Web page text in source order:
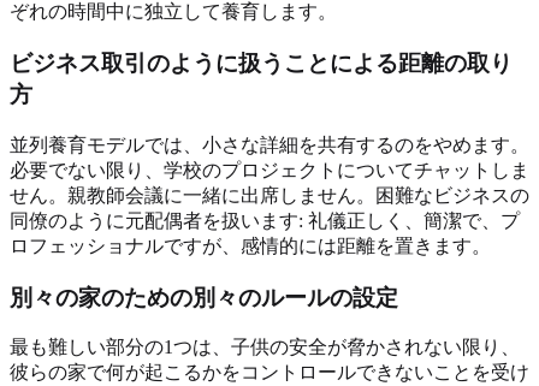
ぞれの時間中に独立して養育します。
ビジネス取引のように扱うことによる距離の取り
方
並列養育モデルでは、小さな詳細を共有するのをやめます。
必要でない限り、学校のプロジェクトについてチャットしま
せん。親教師会議に一緒に出席しません。困難なビジネスの
同僚のように元配偶者を扱います: 礼儀正しく、簡潔で、プ
ロフェッショナルですが、感情的には距離を置きます。
別々の家のための別々のルールの設定
最も難しい部分の1つは、子供の安全が脅かされない限り、
彼らの家で何が起こるかをコントロールできないことを受け